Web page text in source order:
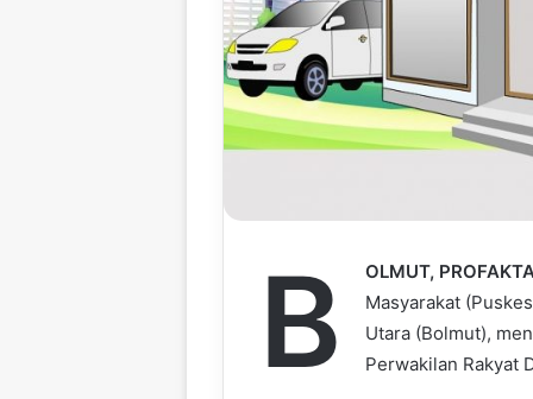
B OLMUT,
Masyarakat
Utara (Bolmut),
Perwakilan Rakyat